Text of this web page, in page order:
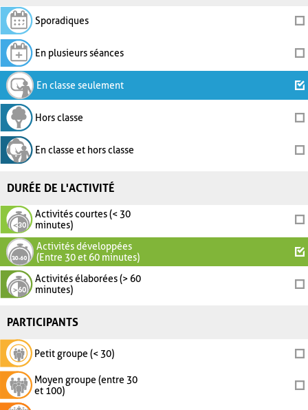
Sporadiques
En plusieurs séances
En classe seulement
Hors classe
En classe et hors classe
DURÉE DE L'ACTIVITÉ
Activités courtes (< 30
minutes)
Activités développées
(Entre 30 et 60 minutes)
Activités élaborées (> 60
minutes)
PARTICIPANTS
Petit groupe (< 30)
Moyen groupe (entre 30
et 100)